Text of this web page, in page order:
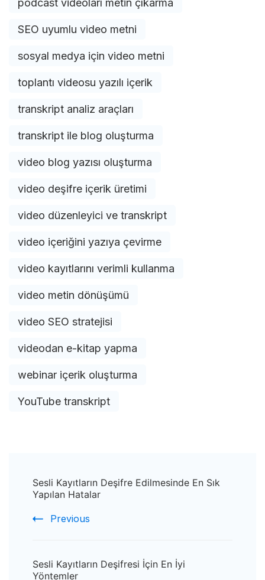
podcast videoları metin çıkarma
SEO uyumlu video metni
sosyal medya için video metni
toplantı videosu yazılı içerik
transkript analiz araçları
transkript ile blog oluşturma
video blog yazısı oluşturma
video deşifre içerik üretimi
video düzenleyici ve transkript
video içeriğini yazıya çevirme
video kayıtlarını verimli kullanma
video metin dönüşümü
video SEO stratejisi
videodan e-kitap yapma
webinar içerik oluşturma
YouTube transkript
Navigation
Sesli Kayıtların Deşifre Edilmesinde En Sık
Yapılan Hatalar
Previous
Sesli Kayıtların Deşifresi İçin En İyi
Yöntemler